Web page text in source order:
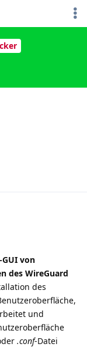
von
des WireGuard
des
und
.conf-Datei